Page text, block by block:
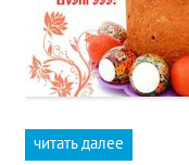
читать далее